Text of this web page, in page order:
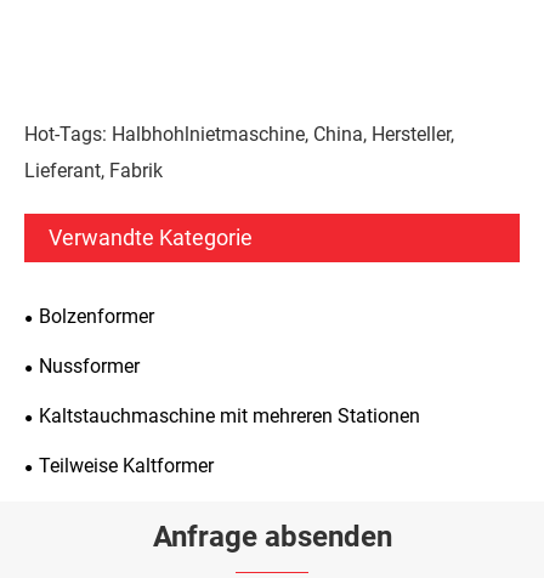
Hot-Tags: Halbhohlnietmaschine, China, Hersteller,
Lieferant, Fabrik
Verwandte Kategorie
Bolzenformer
Nussformer
Kaltstauchmaschine mit mehreren Stationen
Teilweise Kaltformer
Anfrage absenden